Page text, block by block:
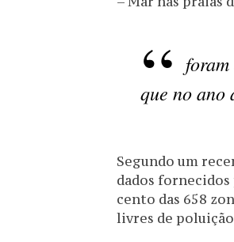
que no
Segundo um
dados
cento das 658
livres de